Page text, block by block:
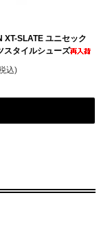
XT-SLATE ユニセック
スタイルシューズ
込)